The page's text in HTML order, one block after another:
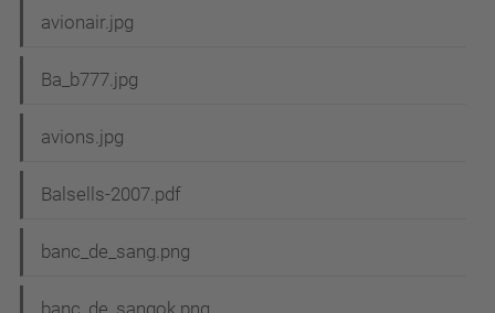
avionair.jpg
Ba_b777.jpg
avions.jpg
Balsells-2007.pdf
banc_de_sang.png